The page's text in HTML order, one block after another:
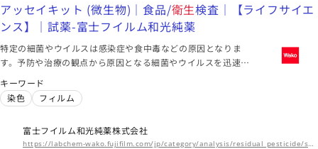
アッセイキット (微生物)｜食品/衛生検査｜【ライフサイエ
ンス】｜試薬-富士フイルム和光純薬
特定の細菌やウイルスは感染症や食中毒などの原因となりま
す。予防や治療の観点から原因となる細菌やウイルスを迅速に
ウイルス検出キットや細菌の増殖・バイオフィルム形成を評価
するアッセイキットを取り扱っております。
キーワード
染色
フィルム
富士フイルム和光純薬株式会社
https://labchem-wako.fujifilm.com/jp/category/analysis/residual_pesticide/solvent_a1/index.html